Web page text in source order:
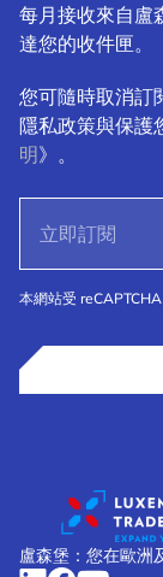
每月接收來自盧
達您的收件匣。
您可隨時取消訂
隱私政策與保護
明》。
本網站受
盧森堡：您在歐洲